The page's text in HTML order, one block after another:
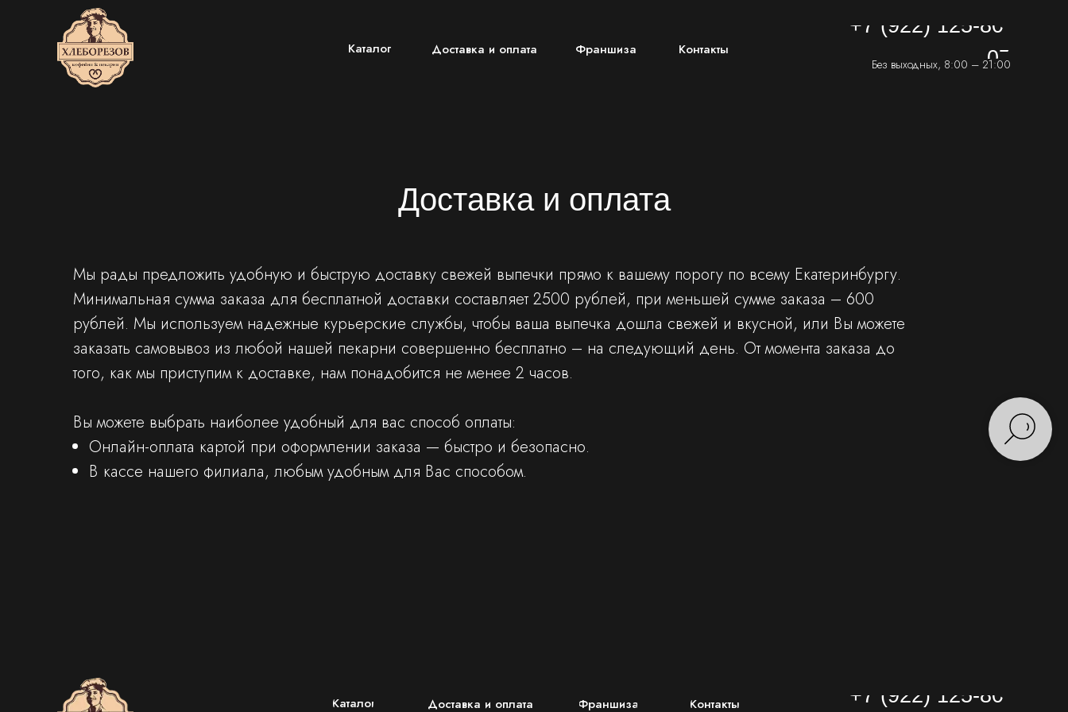
Без выходных, 8:00 – 21:00
Контакты
Франшиза
Доставка и оплата
Каталог
+7 (922) 125-80-
07
Доставка и оплата
Мы рады предложить удобную и быструю доставку свежей выпечки прямо к вашему порогу по всему Екатеринбургу.
Минимальная сумма заказа для бесплатной доставки составляет 2500 рублей, при меньшей сумме заказа – 600
рублей. Мы используем надежные курьерские службы, чтобы ваша выпечка дошла свежей и вкусной, или Вы можете
заказать самовывоз из любой нашей пекарни совершенно бесплатно – на следующий день. От момента заказа до
того, как мы приступим к доставке, нам понадобится не менее 2 часов.
Вы можете выбрать наиболее удобный для вас способ оплаты:
Онлайн-оплата картой при оформлении заказа — быстро и безопасно.
В кассе нашего филиала, любым удобным для Вас способом.
Контакты
Франшиза
Доставка и оплата
Каталог
+7 (922) 125-80-
07
Франшиза Контакты
Доставка и оплата
Каталог +7 (922) 125-80-